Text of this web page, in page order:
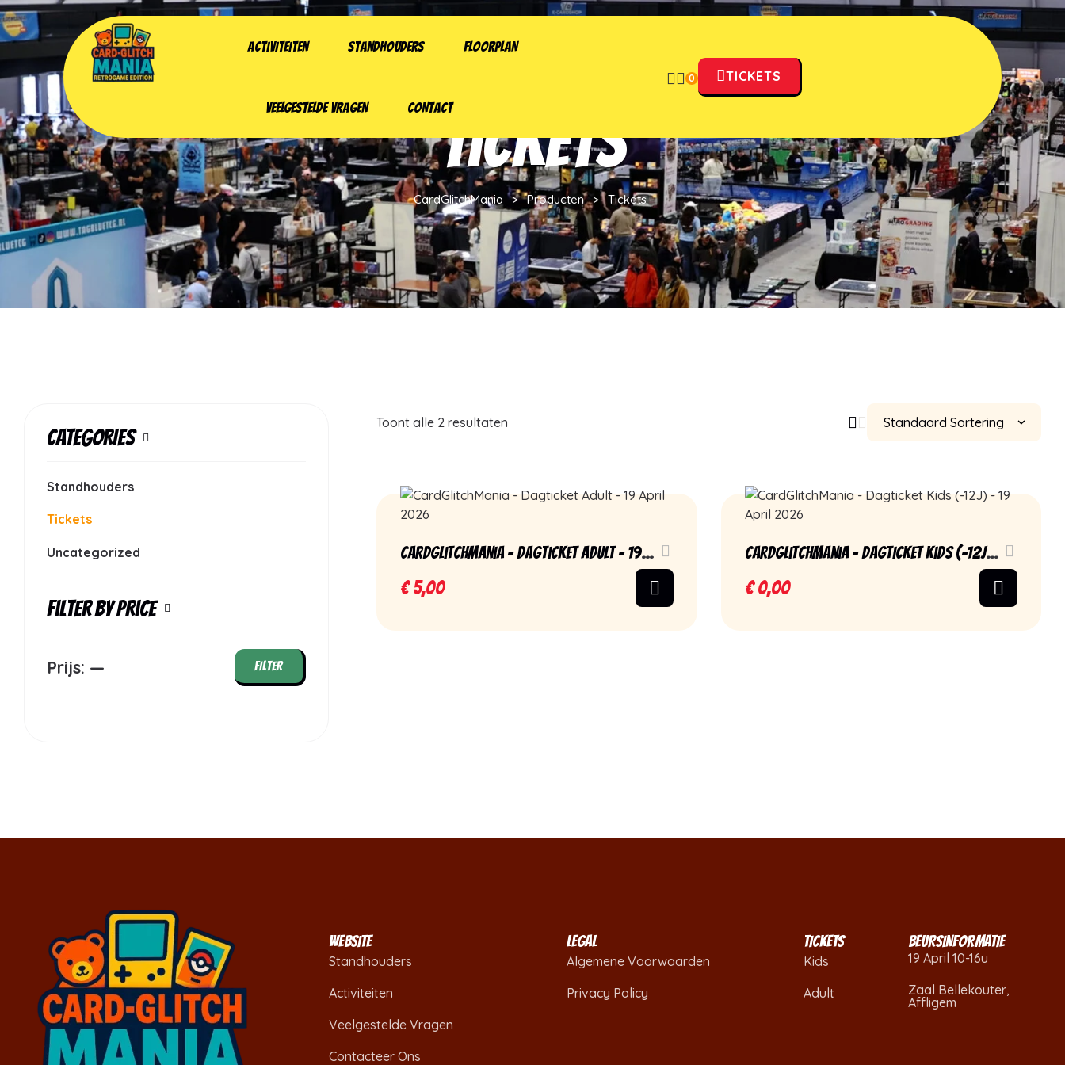
ACTIVITEITEN STANDHOUDERS FLOORPLAN
VEELGESTELDE VRAGEN CONTACT
0 TICKETS
Tickets
CardGlitchMania > Producten > Tickets
Toont alle 2 resultaten
CardGlitchMania – Dagticket Adult – 19
€5,00
CardGlitchMania – Dagticket Kids (-12J) –
€0,00
CATEGORIES
Standhouders
Tickets
Uncategorized
Filter by price
FILTER
Prijs: —
WEBSITE
Standhouders
Activiteiten
Veelgestelde Vragen
Contacteer Ons
LEGAL
Algemene Voorwaarden
Privacy Policy
TICKETS
Kids
Adult
BEURSINFORMATIE
19 April 10-16u
Zaal Bellekouter,
Affligem